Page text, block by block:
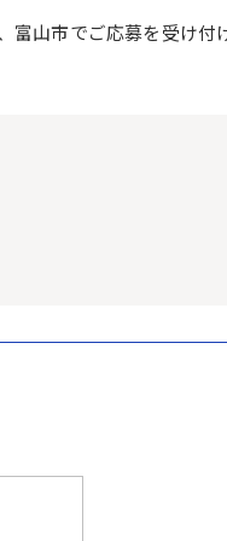
富山市でご応募を受け付